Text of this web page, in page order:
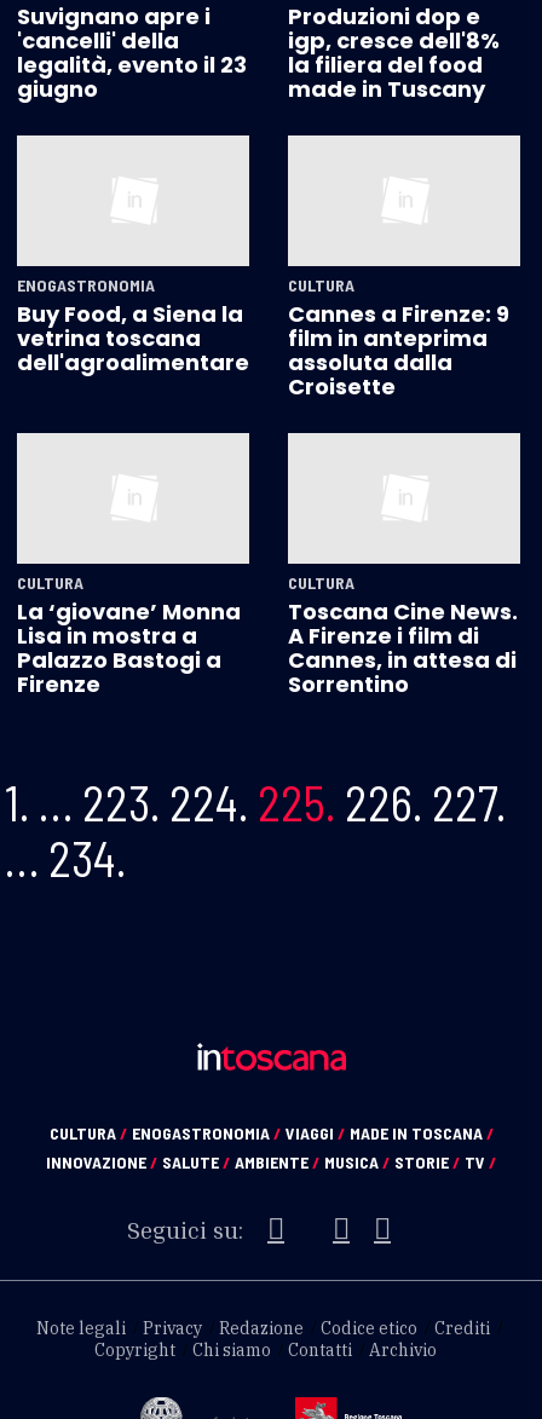
Suvignano apre i
'cancelli' della
legalità, evento il 23
giugno
Produzioni dop e
igp, cresce dell'8%
la filiera del food
made in Tuscany
ENOGASTRONOMIA
Buy Food, a Siena la
vetrina toscana
dell'agroalimentare
CULTURA
Cannes a Firenze: 9
film in anteprima
assoluta dalla
Croisette
CULTURA
La ‘giovane’ Monna
Lisa in mostra a
Palazzo Bastogi a
Firenze
CULTURA
Toscana Cine News.
A Firenze i film di
Cannes, in attesa di
Sorrentino
1. … 223. 224. 225. 226. 227.
… 234.
CULTURA/ ENOGASTRONOMIA/ VIAGGI / MADE IN TOSCANA/
INNOVAZIONE/ SALUTE/ AMBIENTE/ MUSICA/ STORIE/ TV /
Seguici su:
Note legali Privacy Redazione Codice etico
Crediti
Copyright
Chi siamo Contatti Archivio